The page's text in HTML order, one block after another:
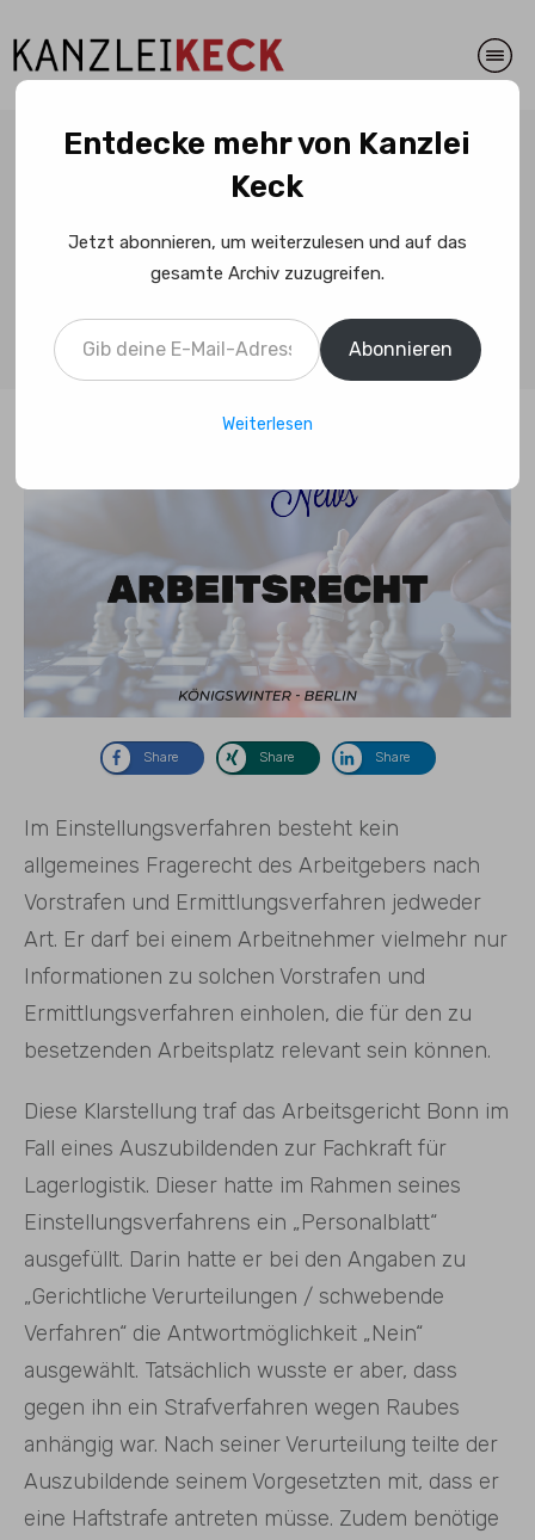
Einstellungsverfahren:
Arbeitgeber darf nicht
allgemein nach Vorstrafen
und Ermittlungsverfahren
fragen
Share Share Share
Im Einstellungsverfahren besteht kein
allgemeines Fragerecht des Arbeitgebers nach
Vorstrafen und Ermittlungsverfahren jedweder
Art. Er darf bei einem Arbeitnehmer vielmehr nur
Informationen zu solchen Vorstrafen und
Ermittlungsverfahren einholen, die für den zu
besetzenden Arbeitsplatz relevant sein können.
Diese Klarstellung traf das Arbeitsgericht Bonn im
Fall eines Auszubildenden zur Fachkraft für
Lagerlogistik. Dieser hatte im Rahmen seines
Einstellungsverfahrens ein „Personalblatt“
ausgefüllt. Darin hatte er bei den Angaben zu
„Gerichtliche Verurteilungen / schwebende
Verfahren“ die Antwortmöglichkeit „Nein“
ausgewählt. Tatsächlich wusste er aber, dass
gegen ihn ein Strafverfahren wegen Raubes
anhängig war. Nach seiner Verurteilung teilte der
Auszubildende seinem Vorgesetzten mit, dass er
eine Haftstrafe antreten müsse. Zudem benötige
Entdecke mehr von Kanzlei
Keck
Jetzt abonnieren, um weiterzulesen und auf das
gesamte Archiv zuzugreifen.
Gib deine E-Mail-Adresse ein ...
Abonnieren
Weiterlesen